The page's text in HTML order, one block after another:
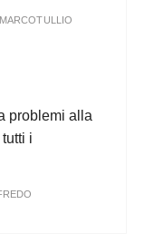
problemi alla
i